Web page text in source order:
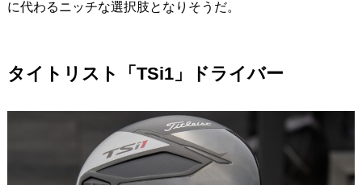
に代わるニッチな選択肢となりそうだ。
タイトリスト「TSi1」ドライバー